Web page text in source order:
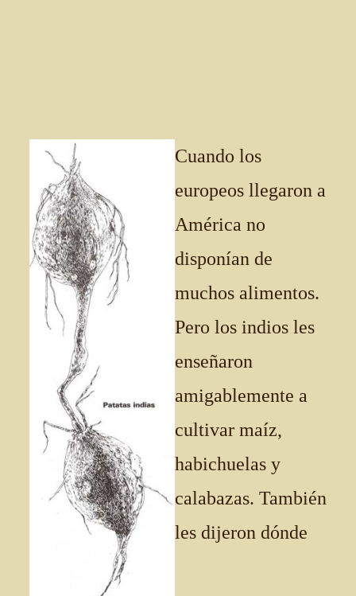
Cuando los
europeos llegaron a
América no
disponían de
muchos alimentos.
Pero los indios les
enseñaron
amigablemente a
cultivar maíz,
habichuelas y
calabazas. También
les dijeron dónde